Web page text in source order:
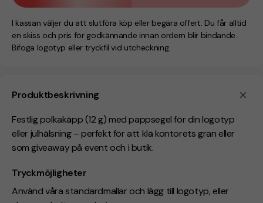
Produktbeskrivning
Festlig polkakäpp (12 g) med pappsegel för din logotyp
eller julhälsning – perfekt för att klä kontorets gran eller
som giveaway på event och i butik.
Tryckmöjligheter
Använd våra standardmallar och lägg till logotyp, eller
I kassan väljer du att slutföra köp eller begära offert. Du får alltid
en skiss och pris för godkännande innan ordern blir bindande.
Bifoga logotyp eller tryckfil vid utcheckning.